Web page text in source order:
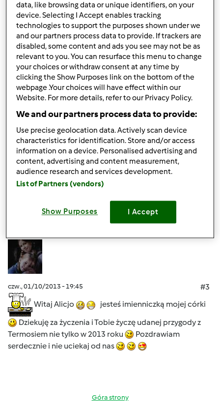
czw., 01/10/2013 - 19:33
Witaj Alicjo
Dobrze, że do nas trafiłaś, tu zawsze jest
sporo nowych przepisów i dużo radości na forum
W
razie jakiś trudności / wątpliwości -pytaj a my postaramy
się pomóc w miarę naszych możliwości
Dzięki za życzenia noworoczne.
My też składamy
i czekamy na Twoje przepisy
Pozdrawiam, Ela
Góra strony
czw., 01/10/2013 - 19:45
#3
Witaj Alicjo
jesteś imienniczką mojej córki
Dziekuję za życzenia i Tobie życzę udanej przygody z
Termosiem nie tylko w 2013 roku
Pozdrawiam
serdecznie i nie uciekaj od nas
Góra strony
data, like browsing data or unique identifiers, on your
device. Selecting I Accept enables tracking
technologies to support the purposes shown under we
and our partners process data to provide. If trackers are
disabled, some content and ads you see may not be as
relevant to you. You can resurface this menu to change
your choices or withdraw consent at any time by
clicking the Show Purposes link on the bottom of the
webpage .Your choices will have effect within our
Website. For more details, refer to our Privacy Policy.
We and our partners process data to provide:
Use precise geolocation data. Actively scan device
characteristics for identification. Store and/or access
information on a device. Personalised advertising and
content, advertising and content measurement,
audience research and services development.
List of Partners (vendors)
Show Purposes I Accept